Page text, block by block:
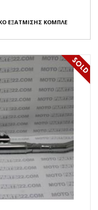
ΕΞΑΤΜΙΣΗΣ ΚΟΜΠΛΕ